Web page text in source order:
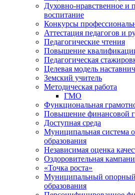
Духовно-нравственное и
воспитание
Конкурсы
Аттестация педагогов и
Педагогические чтения
Повышение
Педагогическая
Целевая модель
Земский учитель
Методическая работа
ГМО
Функциональная
Повышение финансовой
Доступная среда
Муниципальная система
образования
Независимая оценка
Оздоровительная
«Точка роста»
Муниципальный опорный
образования